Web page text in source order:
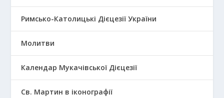
Римсько-Католицькі Дієцезії України
Молитви
Календар Мукачівської Дієцезії
Св. Мартин в іконографії